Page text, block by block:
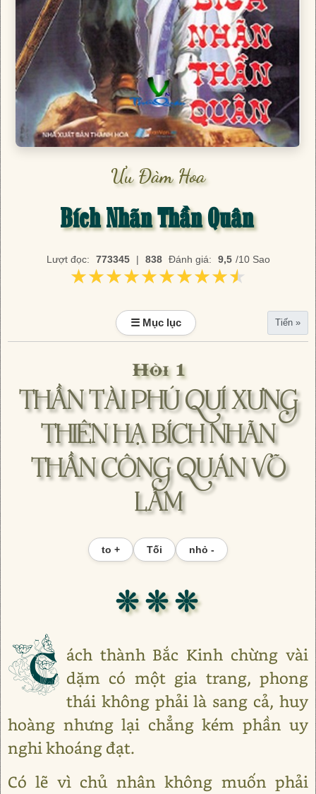
Ưu Đàm Hoa
Bích Nhãn Thần Quân
Lượt đọc: 773345 | 838 Đánh giá: 9,5 /10 Sao
★★★★★★★★★★
★★★★★★★★★★
☰ Mục lục Tiến »
Hồi 1
THẦN TÀI PHÚ QUÍ XƯNG
THIÊN HẠ BÍCH NHÃN
THẦN CÔNG QUÁN VÕ
LÂM
to + Tối nhỏ -
❊ ❊ ❊
C ách thành Bắc Kinh chừng vài
dặm có một gia trang, phong
thái không phải là sang cả, huy
hoàng nhưng lại chẳng kém phần uy
nghi khoáng đạt.
Có lẽ vì chủ nhân không muốn phải